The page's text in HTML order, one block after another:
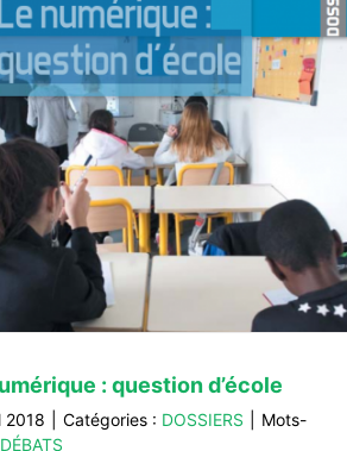
: question d’école
2018 Catégories : DOSSIERS
Mots-
DÉBATS
Action Publique 2022 : vous avez dit «
DOSSIERS